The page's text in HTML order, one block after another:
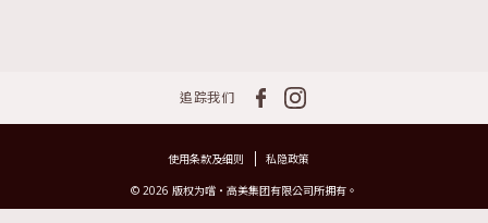
追踪我们
© 2026 版权为嚐‧高美集团有限公司所拥有。
使用条款及细则 私隐政策